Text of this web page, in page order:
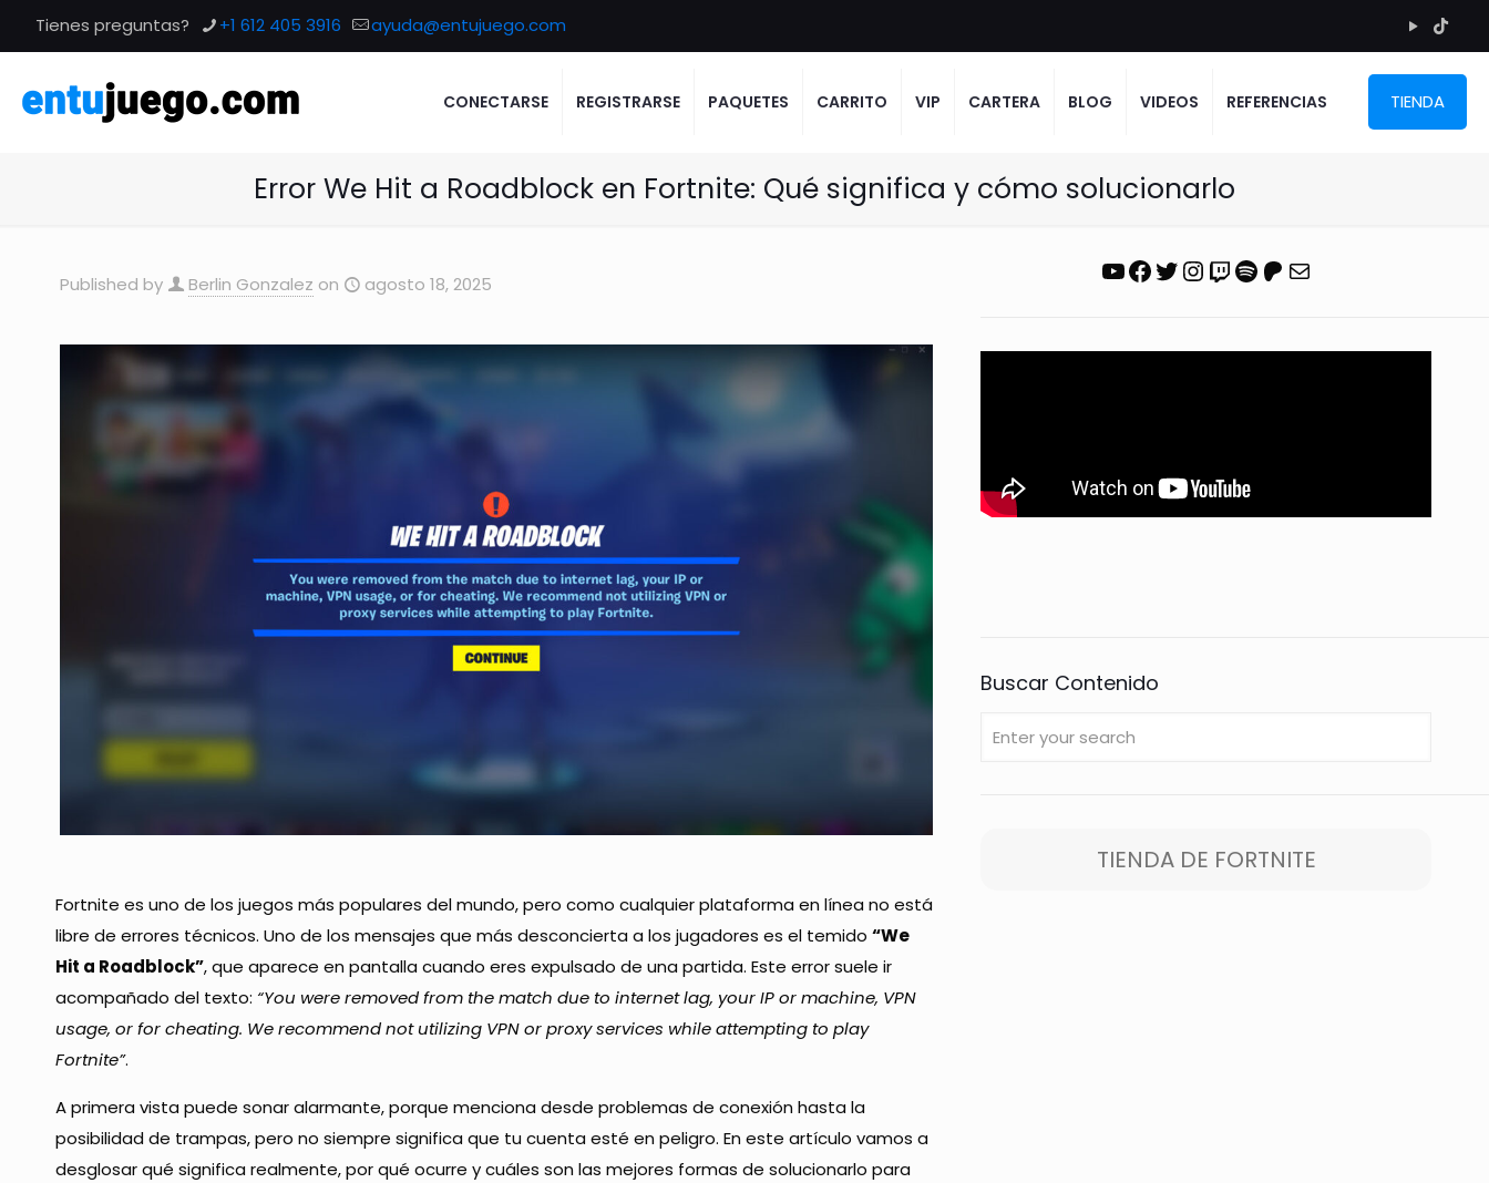
Tienes preguntas? +1 612 405 3916 ayuda@entujuego.com
CONECTARSE REGISTRARSE PAQUETES CARRITO VIP CARTERA BLOG VIDEOS REFERENCIAS TIENDA
Error We Hit a Roadblock en Fortnite: Qué significa y cómo solucionarlo
Published by Berlin Gonzalez on agosto 18, 2025
Fortnite es uno de los juegos más populares del mundo, pero como cualquier plataforma en línea no está
libre de errores técnicos. Uno de los mensajes que más desconcierta a los jugadores es el temido“We
Hit a Roadblock”, que aparece en pantalla cuando eres expulsado de una partida. Este error suele ir
acompañado del texto: “You were removed from the match due to internet lag, your IP or machine, VPN
usage, or for cheating. We recommend not utilizing VPN or proxy services while attempting to play
Fortnite”.
A primera vista puede sonar alarmante, porque menciona desde problemas de conexión hasta la
posibilidad de trampas, pero no siempre significa que tu cuenta esté en peligro. En este artículo vamos a
desglosar qué significa realmente, por qué ocurre y cuáles son las mejores formas de solucionarlo para
YouTube
Facebook
Twitter
Instagram
Twitch
Spotify
Patreon
Correo electrónico
Buscar Contenido
TIENDA DE FORTNITE